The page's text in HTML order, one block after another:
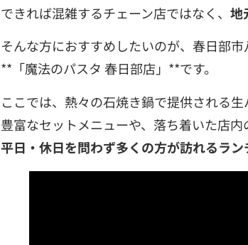
できれば混雑するチェーン店ではなく、 地
そんな方におすすめしたいのが、春日部市
**「魔法のパスタ 春日部店」**です。
ここでは、熱々の石焼き鍋で提供される生
豊富なセットメニューや、落ち着いた店内
平日・休日を問わず多くの方が訪れるラ